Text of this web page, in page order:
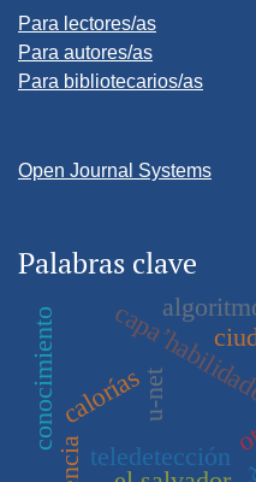
Para lectores/as
Para autores/as
Para bibliotecarios/as
Open Journal Systems
Palabras clave
teledetección
u-net
calorías
conocimiento